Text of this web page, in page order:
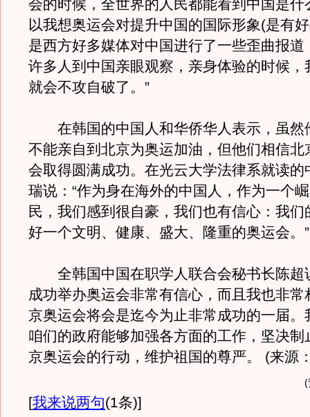
会的时候，全世界的人民都能看到中国是什
以我想奥运会对提升中国的国际形象(是有
是西方好多媒体对中国进行了一些歪曲报道
许多人到中国亲眼观察，亲身体验的时候，
就会不攻自破了。”
在韩国的中国人和华侨华人表示，虽然
不能亲自到北京为奥运加油，但他们相信北
会取得圆满成功。在光云大学法律系就读的
瑞说：“作为身在海外的中国人，作为一个
民，我们感到很自豪，我们也有信心：我们
好一个文明、健康、盛大、隆重的奥运会。”
全韩国中国在职学人联合会秘书长陈超
成功举办奥运会非常有信心，而且我也非常
京奥运会将会是迄今为止非常成功的一届。
咱们的政府能够加强各方面的工作，坚决制
京奥运会的行动，维护祖国的尊严。 (来源
(
[我来说两句(1条)]